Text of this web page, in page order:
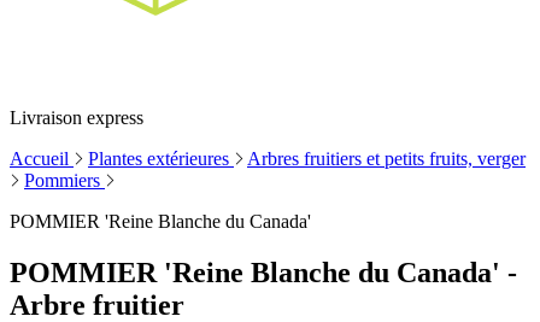
Livraison express
Accueil
Plantes extérieures
Arbres fruitiers et petits fruits, verger
Pommiers
POMMIER 'Reine Blanche du Canada'
POMMIER 'Reine Blanche du Canada' -
Arbre fruitier